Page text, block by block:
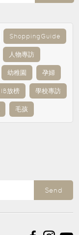
ShoppingGuide
人物專訪
幼稚園 孕婦
IB放榜 學校專訪
毛孩
Send